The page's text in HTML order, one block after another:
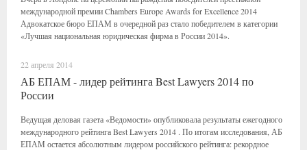
международной премии Chambers Europe Awards for Excellence 2014
Адвокатское бюро ЕПАМ в очередной раз стало победителем в категории
«Лучшая национальная юридическая фирма в России 2014».
22 апреля 2014
АБ ЕПАМ - лидер рейтинга Best Lawyers 2014 по
России
Ведущая деловая газета «Ведомости» опубликовала результаты ежегодного
международного рейтинга Best Lawyers 2014 . По итогам исследования, АБ
ЕПАМ остается абсолютным лидером российского рейтинга: рекордное